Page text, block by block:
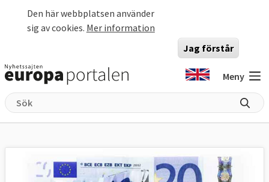
Den här webbplatsen använder
sig av cookies. Mer information
Jag förstår
Meny